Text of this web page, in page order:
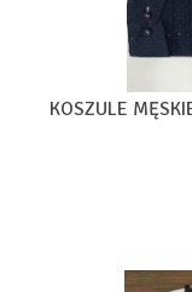
KOSZULE